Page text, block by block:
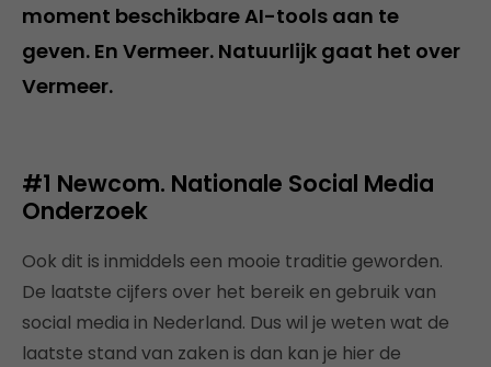
moment beschikbare AI-tools aan te
geven. En Vermeer. Natuurlijk gaat het over
Vermeer.
#1 Newcom. Nationale Social Media
Onderzoek
Ook dit is inmiddels een mooie traditie geworden.
De laatste cijfers over het bereik en gebruik van
social media in Nederland. Dus wil je weten wat de
laatste stand van zaken is dan kan je hier de